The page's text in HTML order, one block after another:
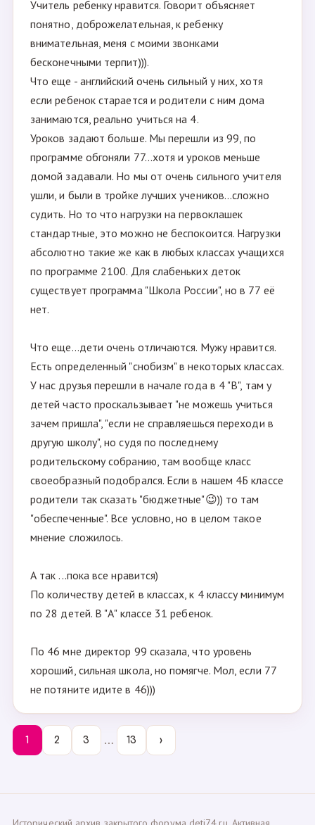
Учитель ребенку нравится. Говорит объясняет
понятно, доброжелательная, к ребенку
внимательная, меня с моими звонками
бесконечными терпит))).
Что еще - английский очень сильный у них, хотя
если ребенок старается и родители с ним дома
занимаются, реально учиться на 4.
Уроков задают больше. Мы перешли из 99, по
программе обгоняли 77...хотя и уроков меньше
домой задавали. Но мы от очень сильного учителя
ушли, и были в тройке лучших учеников...сложно
судить. Но то что нагрузки на первоклашек
стандартные, это можно не беспокоится. Нагрузки
абсолютно такие же как в любых классах учащихся
по программе 2100. Для слабеньких деток
существует программа "Школа России", но в 77 её
нет.
Что еще...дети очень отличаются. Мужу нравится.
Есть определенный "снобизм" в некоторых классах.
У нас друзья перешли в начале года в 4 "В", там у
детей часто проскальзывает "не можешь учиться
зачем пришла", "если не справляешься переходи в
другую школу", но судя по последнему
родительскому собранию, там вообще класс
своеобразный подобрался. Если в нашем 4Б классе
родители так сказать "бюджетные"😉)) то там
"обеспеченные". Все условно, но в целом такое
мнение сложилось.
А так ...пока все нравится)
По количеству детей в классах, к 4 классу минимум
по 28 детей. В "А" классе 31 ребенок.
По 46 мне директор 99 сказала, что уровень
хороший, сильная школа, но помягче. Мол, если 77
не потяните идите в 46)))
1 2 3 … 13 ›